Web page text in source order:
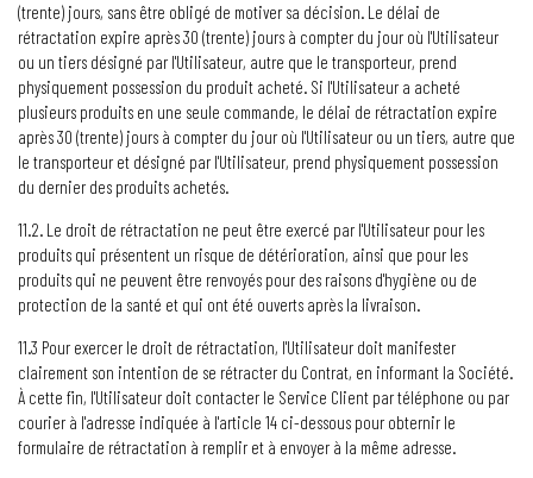
(trente) jours, sans être obligé de motiver sa décision. Le délai de
rétractation expire après 30 (trente) jours à compter du jour où l'Utilisateur
ou un tiers désigné par l'Utilisateur, autre que le transporteur, prend
physiquement possession du produit acheté. Si l'Utilisateur a acheté
plusieurs produits en une seule commande, le délai de rétractation expire
après 30 (trente) jours à compter du jour où l'Utilisateur ou un tiers, autre que
le transporteur et désigné par l'Utilisateur, prend physiquement possession
du dernier des produits achetés.
11.2. Le droit de rétractation ne peut être exercé par l'Utilisateur pour les
produits qui présentent un risque de détérioration, ainsi que pour les
produits qui ne peuvent être renvoyés pour des raisons d'hygiène ou de
protection de la santé et qui ont été ouverts après la livraison.
11.3 Pour exercer le droit de rétractation, l'Utilisateur doit manifester
clairement son intention de se rétracter du Contrat, en informant la Société.
À cette fin, l'Utilisateur doit contacter le Service Client par téléphone ou par
courier à l'adresse indiquée à l'article 14 ci-dessous pour obternir le
formulaire de rétractation à remplir et à envoyer à la même adresse.